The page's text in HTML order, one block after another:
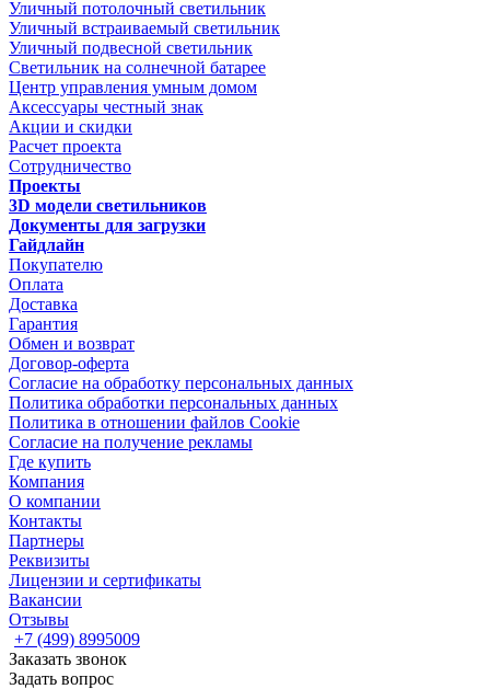
Уличный потолочный светильник
Уличный встраиваемый светильник
Уличный подвесной светильник
Светильник на солнечной батарее
Центр управления умным домом
Аксессуары честный знак
Акции и скидки
Расчет проекта
Сотрудничество
Проекты
3D модели светильников
Документы для загрузки
Гайдлайн
Покупателю
Оплата
Доставка
Гарантия
Обмен и возврат
Договор-оферта
Согласие на обработку персональных данных
Политика обработки персональных данных
Политика в отношении файлов Cookie
Согласие на получение рекламы
Где купить
Компания
О компании
Контакты
Партнеры
Реквизиты
Лицензии и сертификаты
Вакансии
Отзывы
+7 (499) 8995009
Заказать звонок
Задать вопрос